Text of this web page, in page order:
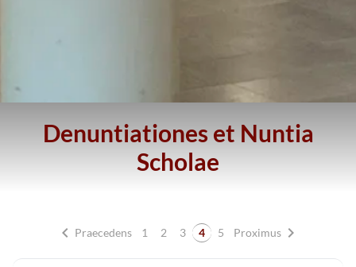
Denuntiationes et Nuntia
Scholae
chevron_left Praecedens 1 2 3 4 5 Proximus chevron_right